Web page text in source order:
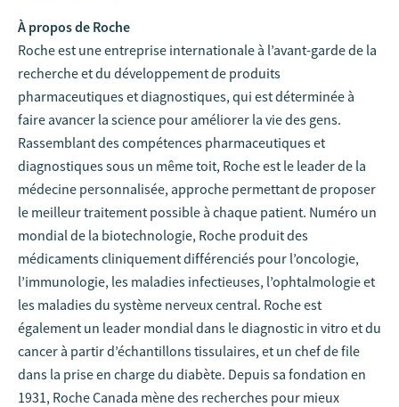
À propos de Roche
Roche est une entreprise internationale à l’avant-garde de la
recherche et du développement de produits
pharmaceutiques et diagnostiques, qui est déterminée à
faire avancer la science pour améliorer la vie des gens.
Rassemblant des compétences pharmaceutiques et
diagnostiques sous un même toit, Roche est le leader de la
médecine personnalisée, approche permettant de proposer
le meilleur traitement possible à chaque patient. Numéro un
mondial de la biotechnologie, Roche produit des
médicaments cliniquement différenciés pour l’oncologie,
l’immunologie, les maladies infectieuses, l’ophtalmologie et
les maladies du système nerveux central. Roche est
également un leader mondial dans le diagnostic in vitro et du
cancer à partir d’échantillons tissulaires, et un chef de file
dans la prise en charge du diabète. Depuis sa fondation en
1931, Roche Canada mène des recherches pour mieux